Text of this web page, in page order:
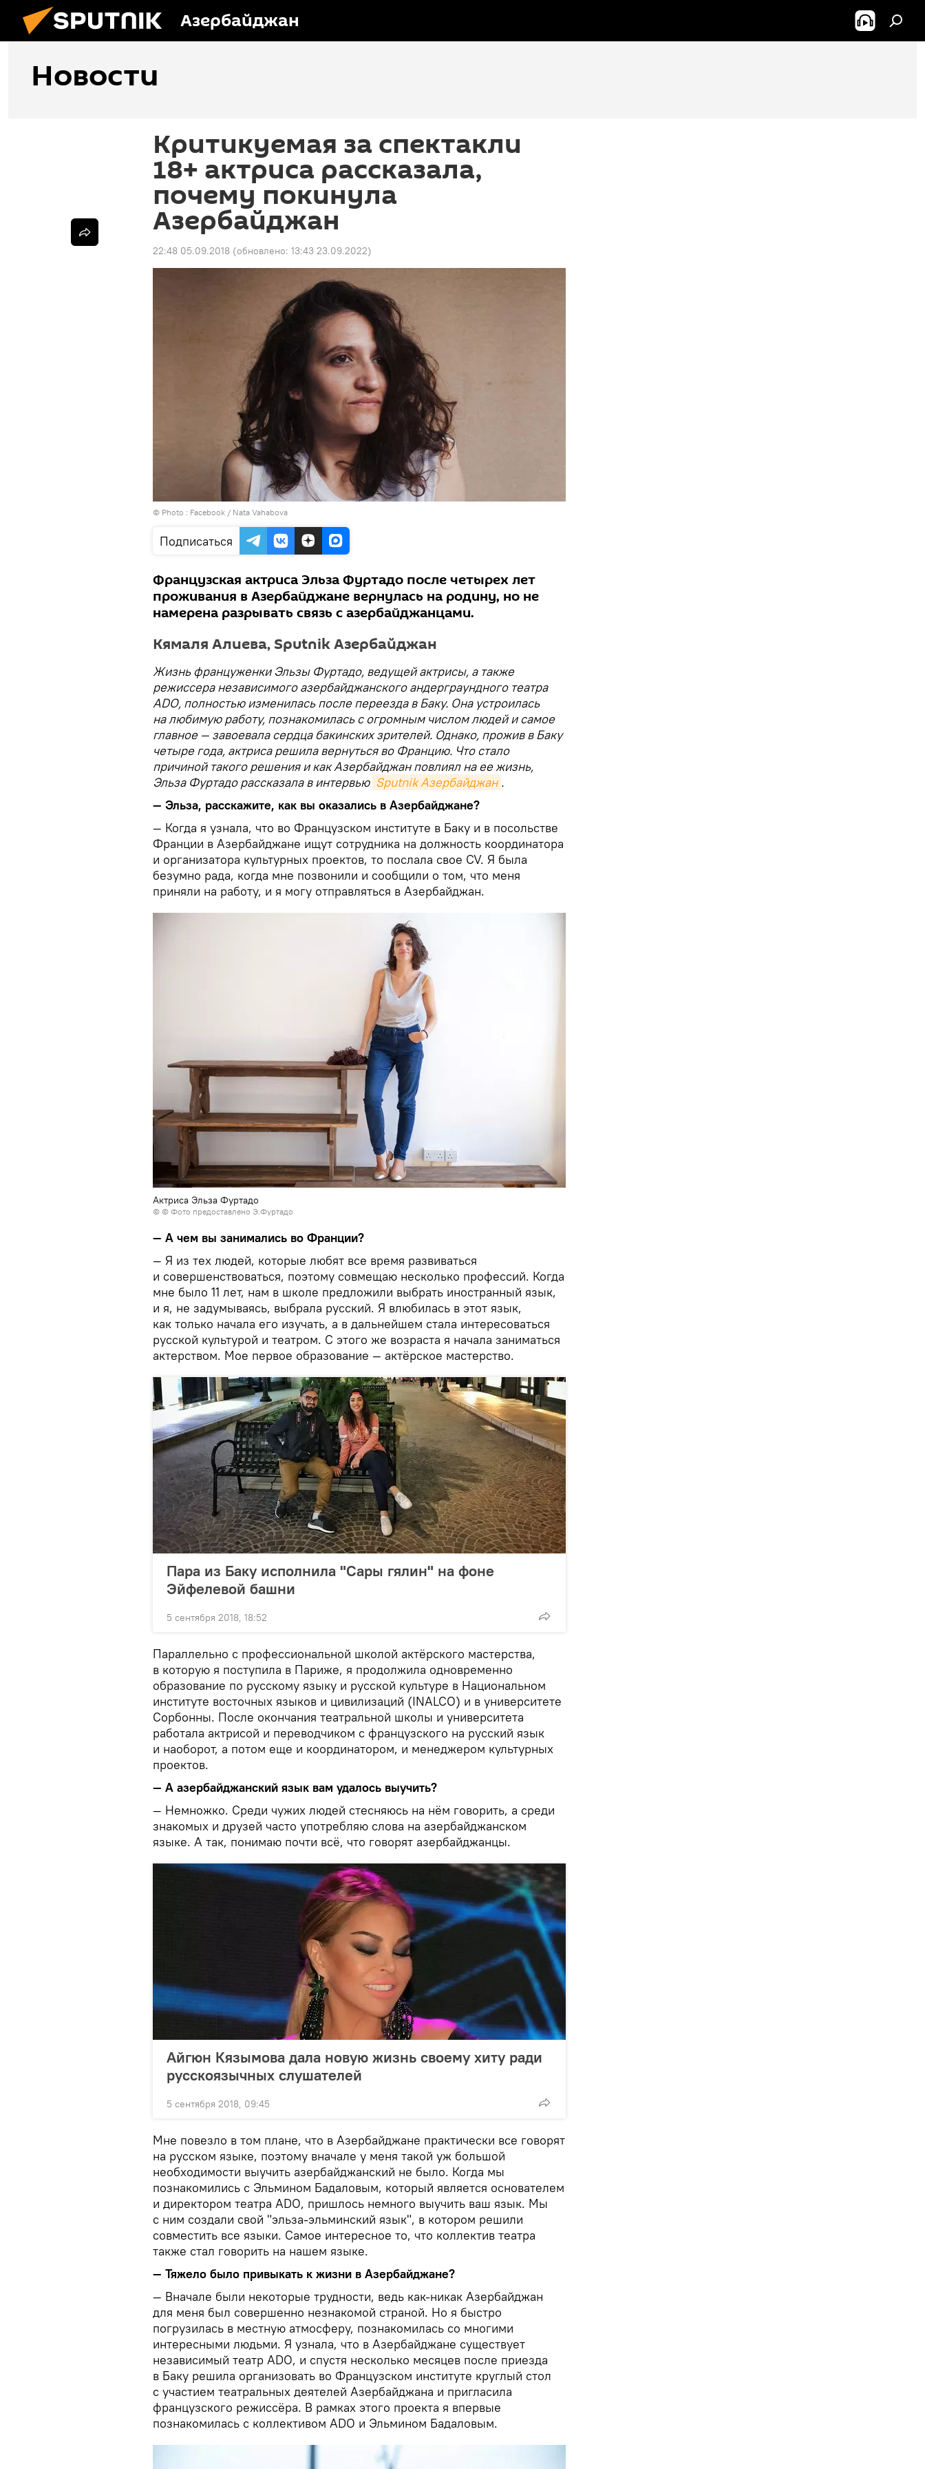
Азербайджан
Новости
Критикуемая за спектакли
18+ актриса рассказала,
почему покинула
Азербайджан
22:48 05.09.2018 (обновлено: 13:43 23.09.2022)
© Photo : Facebook / Nata Vahabova
Подписаться
Французская актриса Эльза Фуртадо после четырех лет
проживания в Азербайджане вернулась на родину, но не
намерена разрывать связь с азербайджанцами.
Кямаля Алиева, Sputnik Азербайджан
Жизнь француженки Эльзы Фуртадо, ведущей актрисы, а также
режиссера независимого азербайджанского андерграундного театра
ADO, полностью изменилась после переезда в Баку. Она устроилась
на любимую работу, познакомилась с огромным числом людей и самое
главное — завоевала сердца бакинских зрителей. Однако, прожив в Баку
четыре года, актриса решила вернуться во Францию. Что стало
причиной такого решения и как Азербайджан повлиял на ее жизнь,
Эльза Фуртадо рассказала в интервью Sputnik Азербайджан .
— Эльза, расскажите, как вы оказались в Азербайджане?
— Когда я узнала, что во Французском институте в Баку и в посольстве
Франции в Азербайджане ищут сотрудника на должность координатора
и организатора культурных проектов, то послала свое CV. Я была
безумно рада, когда мне позвонили и сообщили о том, что меня
приняли на работу, и я могу отправляться в Азербайджан.
Актриса Эльза Фуртадо
© © Фото предоставлено Э.Фуртадо
— А чем вы занимались во Франции?
— Я из тех людей, которые любят все время развиваться
и совершенствоваться, поэтому совмещаю несколько профессий. Когда
мне было 11 лет, нам в школе предложили выбрать иностранный язык,
и я, не задумываясь, выбрала русский. Я влюбилась в этот язык,
как только начала его изучать, а в дальнейшем стала интересоваться
русской культурой и театром. С этого же возраста я начала заниматься
актерством. Мое первое образование — актёрское мастерство.
Пара из Баку исполнила "Сары гялин" на фоне
Эйфелевой башни
5 сентября 2018, 18:52
Параллельно с профессиональной школой актёрского мастерства,
в которую я поступила в Париже, я продолжила одновременно
образование по русскому языку и русской культуре в Национальном
институте восточных языков и цивилизаций (INALCO) и в университете
Сорбонны. После окончания театральной школы и университета
работала актрисой и переводчиком с французского на русский язык
и наоборот, а потом еще и координатором, и менеджером культурных
проектов.
— А азербайджанский язык вам удалось выучить?
— Немножко. Среди чужих людей стесняюсь на нём говорить, а среди
знакомых и друзей часто употребляю слова на азербайджанском
языке. А так, понимаю почти всё, что говорят азербайджанцы.
Айгюн Кязымова дала новую жизнь своему хиту ради
русскоязычных слушателей
5 сентября 2018, 09:45
Мне повезло в том плане, что в Азербайджане практически все говорят
на русском языке, поэтому вначале у меня такой уж большой
необходимости выучить азербайджанский не было. Когда мы
познакомились с Эльмином Бадаловым, который является основателем
и директором театра ADO, пришлось немного выучить ваш язык. Мы
с ним создали свой "эльза-эльминский язык", в котором решили
совместить все языки. Самое интересное то, что коллектив театра
также стал говорить на нашем языке.
— Тяжело было привыкать к жизни в Азербайджане?
— Вначале были некоторые трудности, ведь как-никак Азербайджан
для меня был совершенно незнакомой страной. Но я быстро
погрузилась в местную атмосферу, познакомилась со многими
интересными людьми. Я узнала, что в Азербайджане существует
независимый театр ADO, и спустя несколько месяцев после приезда
в Баку решила организовать во Французском институте круглый стол
с участием театральных деятелей Азербайджана и пригласила
французского режиссёра. В рамках этого проекта я впервые
познакомилась с коллективом ADO и Эльмином Бадаловым.